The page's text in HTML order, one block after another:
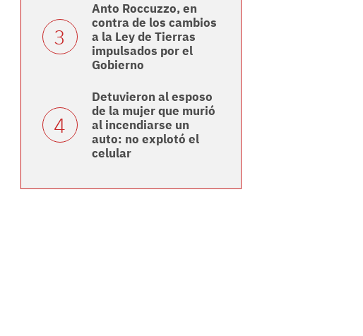
Anto Roccuzzo, en
contra de los cambios
a la Ley de Tierras
impulsados por el
Gobierno
Detuvieron al esposo
de la mujer que murió
al incendiarse un
auto: no explotó el
celular